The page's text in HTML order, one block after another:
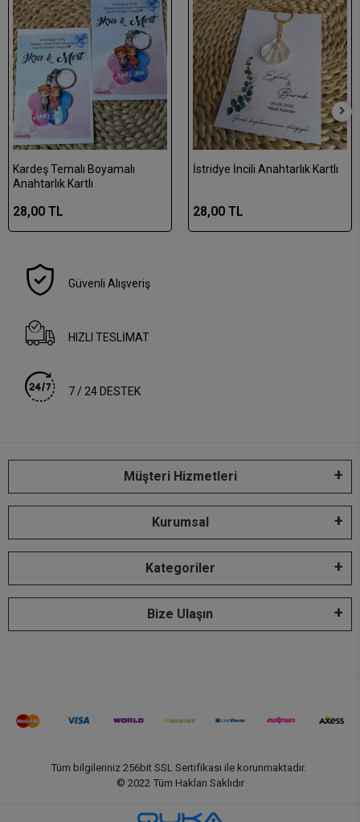
Kardeş Temalı Boyamalı
Anahtarlık Kartlı
28,00 TL
İstridye İncili Anahtarlık Kartlı
28,00 TL
Güvenli Alışveriş
HIZLI TESLİMAT
7 / 24 DESTEK
Müşteri Hizmetleri
Kurumsal
Kategoriler
Bize Ulaşın
Tüm bilgileriniz 256bit SSL Sertifikası ile korunmaktadır.
© 2022 Tüm Hakları Saklıdır